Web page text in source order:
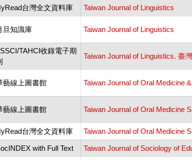
台灣全文資料庫 Taiwan Journal of Linguistics
旦知識庫 Taiwan Journal of Linguistics
TAHCI收錄電子期
Taiwan Journal of Linguistics. 臺
藝線上圖書館 Taiwan Journal of Oral Medicine
藝線上圖書館 Taiwan Journal of Oral Medicine
台灣全文資料庫 Taiwan Journal of Oral Medicine
with Full Text Taiwan Journal of Sociology of